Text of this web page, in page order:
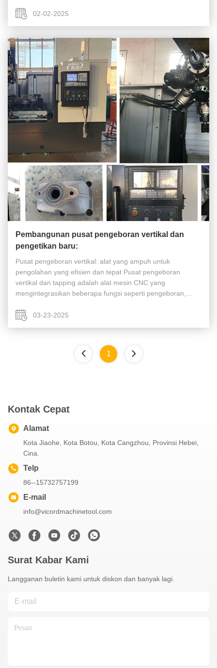
pompa dan katup di Cina,yang ...
02-02-2025
Pembangunan pusat pengeboran vertikal dan
pengetikan baru:
Pusat pengeboran vertikal: alat yang ampuh untuk
pengolahan yang efisien dan tepat Pusat pengeboran
vertikal dan tapping adalah alat mesin CNC yang
mengintegrasikan beberapa fungsi seperti pengeboran,
cetakan dan industri lainnya, dan digunakan ...
03-23-2025
1
Kontak Cepat
Alamat
Kota Jiaohe, Kota Botou, Kota Cangzhou, Provinsi Hebei,
Cina.
Telp
86--15732757199
E-mail
info@vicordmachinetool.com
Surat Kabar Kami
Langganan buletin kami untuk diskon dan banyak lagi.